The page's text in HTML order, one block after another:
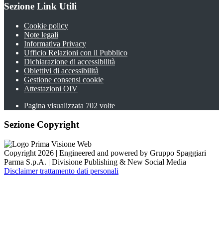
Sezione Link Utili
Cookie policy
Note legali
Informativa Privacy
Ufficio Relazioni con il Pubblico
Dichiarazione di accessibilità
Obiettivi di accessibilità
Gestione consensi cookie
Attestazioni OIV
Pagina visualizzata 702 volte
Sezione Copyright
Copyright 2026 | Engineered and powered by Gruppo Spaggiari
Parma S.p.A. | Divisione Publishing & New Social Media
Disclaimer trattamento dati personali